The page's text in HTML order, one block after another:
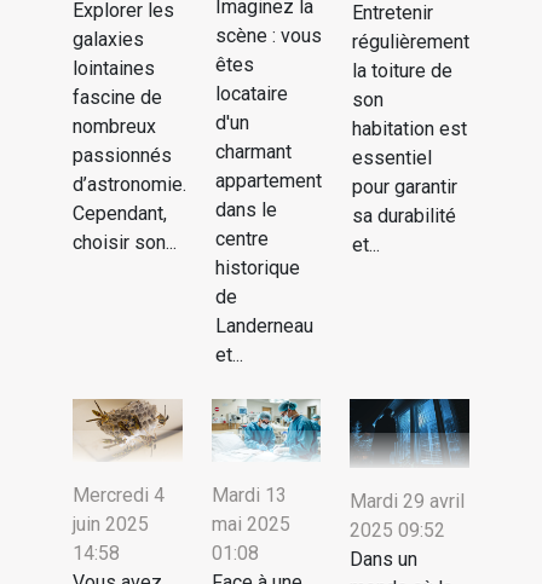
Explorer les
galaxies
lointaines
fascine de
nombreux
passionnés
d’astronomie.
Cependant,
choisir son...
Imaginez la
scène : vous
êtes
locataire
d'un
charmant
appartement
dans le
centre
historique
de
Landerneau
et...
Entretenir
régulièrement
la toiture de
son
habitation est
essentiel
pour garantir
sa durabilité
et...
Mercredi 4
juin 2025
14:58
Mardi 13
mai 2025
01:08
Mardi 29 avril
2025 09:52
Dans un